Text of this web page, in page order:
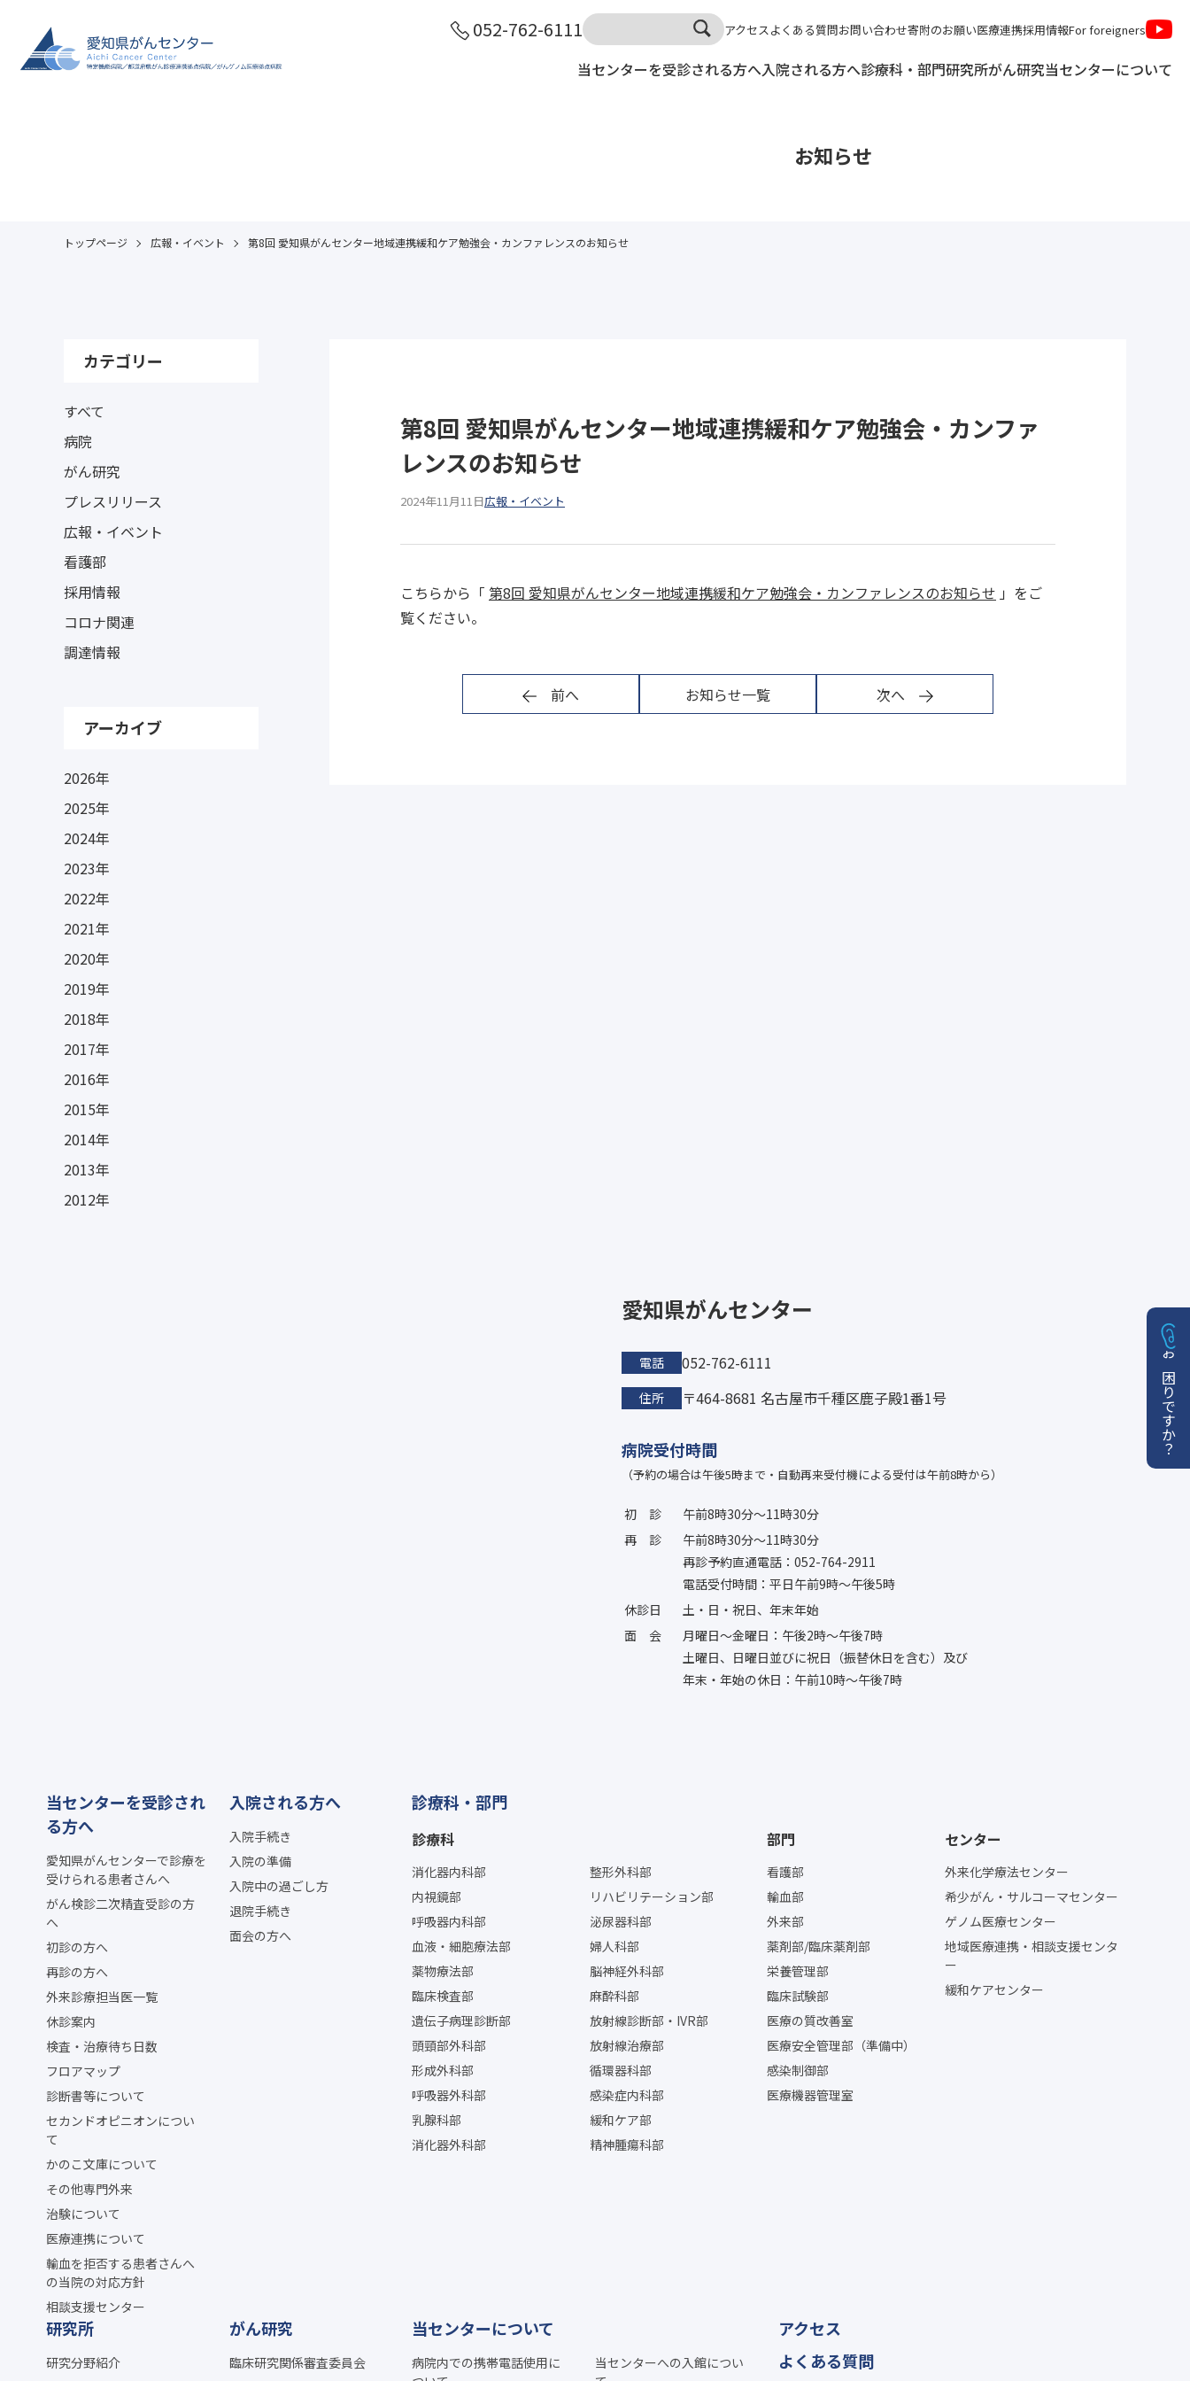
052-762-6111 アクセス よくある質問お問い合わせ寄附のお願い医療連携採用情報For foreigners
当センターを受診される方へ入院される方へ診療科・部門研究所がん研究当センターについて
お知らせ
トップページ 広報・イベント 第8回 愛知県がんセンター地域連携緩和ケア勉強会・カンファレンスのお知らせ
カテゴリー
すべて
病院
がん研究
プレスリリース
広報・イベント
看護部
採用情報
コロナ関連
調達情報
アーカイブ
2026年
2025年
2024年
2023年
2022年
2021年
2020年
2019年
2018年
2017年
2016年
2015年
2014年
2013年
2012年
第8回 愛知県がんセンター地域連携緩和ケア勉強会・カンファ
レンスのお知らせ
2024年11月11日広報・イベント
こちらから「 第8回 愛知県がんセンター地域連携緩和ケア勉強会・カンファレンスのお知らせ 」をご
覧ください。
前へ お知らせ一覧 次へ
愛知県がんセンター
電話 052-762-6111
住所 〒464-8681 名古屋市千種区鹿子殿1番1号
病院受付時間
（予約の場合は午後5時まで・自動再来受付機による受付は午前8時から）
初診
午前8時30分〜11時30分
再診
午前8時30分〜11時30分
再診予約直通電話：052-764-2911
電話受付時間：平日午前9時〜午後5時
休診日
土・日・祝日、年末年始
面会
月曜日〜金曜日：午後2時〜午後7時
土曜日、日曜日並びに祝日（振替休日を含む）及び
年末・年始の休日：午前10時〜午後7時
当センターを受診され
る方へ
愛知県がんセンターで診療を
受けられる患者さんへ
がん検診二次精査受診の方
へ
初診の方へ
再診の方へ
外来診療担当医一覧
休診案内
検査・治療待ち日数
フロアマップ
診断書等について
セカンドオピニオンについ
て
かのこ文庫について
その他専門外来
治験について
医療連携について
輸血を拒否する患者さんへ
の当院の対応方針
相談支援センター
入院される方へ
入院手続き
入院の準備
入院中の過ごし方
退院手続き
面会の方へ
診療科・部門
診療科
消化器内科部
内視鏡部
呼吸器内科部
血液・細胞療法部
薬物療法部
臨床検査部
遺伝子病理診断部
頭頸部外科部
形成外科部
呼吸器外科部
乳腺科部
消化器外科部
整形外科部
リハビリテーション部
泌尿器科部
婦人科部
脳神経外科部
麻酔科部
放射線診断部・IVR部
放射線治療部
循環器科部
感染症内科部
緩和ケア部
精神腫瘍科部
部門
看護部
輸血部
外来部
薬剤部/臨床薬剤部
栄養管理部
臨床試験部
医療の質改善室
医療安全管理部（準備中）
感染制御部
医療機器管理室
センター
外来化学療法センター
希少がん・サルコーマセンター
ゲノム医療センター
地域医療連携・相談支援センタ
ー
緩和ケアセンター
研究所
研究分野紹介
がん研究
臨床研究関係審査委員会
当センターについて
病院内での携帯電話使用に
当センターへの入館につい
アクセス
よくある質問
お困りですか？